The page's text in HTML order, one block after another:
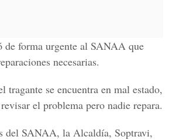
forma urgente al SANAA que
necesarias.
tragante se encuentra en mal estado,
el problema pero nadie repara.
del SANAA, la Alcaldía, Soptravi,